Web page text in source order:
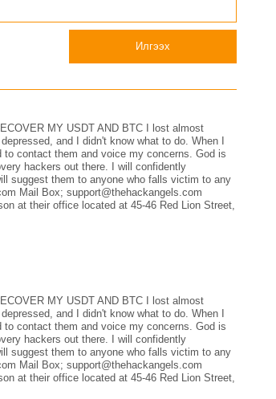
Илгээх
MY USDT AND BTC I lost almost
and I didn't know what to do. When I
contact them and voice my concerns. God is
hackers out there. I will confidently
suggest them to anyone who falls victim to any
Mail Box; support@thehackangels.com
at their office located at 45-46 Red Lion Street,
MY USDT AND BTC I lost almost
and I didn't know what to do. When I
contact them and voice my concerns. God is
hackers out there. I will confidently
suggest them to anyone who falls victim to any
Mail Box; support@thehackangels.com
at their office located at 45-46 Red Lion Street,